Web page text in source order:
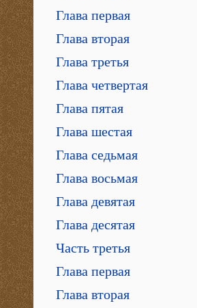
Глава первая
Глава вторая
Глава третья
Глава четвертая
Глава пятая
Глава шестая
Глава седьмая
Глава восьмая
Глава девятая
Глава десятая
Часть третья
Глава первая
Глава вторая